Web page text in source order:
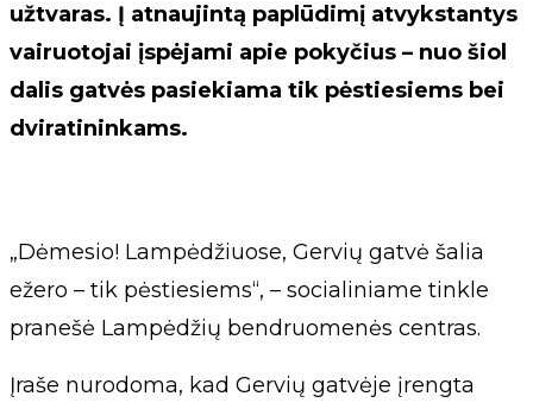
užtvaras. Į atnaujintą paplūdimį atvykstantys
vairuotojai įspėjami apie pokyčius – nuo šiol
dalis gatvės pasiekiama tik pėstiesiems bei
dviratininkams.
„Dėmesio! Lampėdžiuose, Gervių gatvė šalia
ežero – tik pėstiesiems“, – socialiniame tinkle
pranešė Lampėdžių bendruomenės centras.
Įraše nurodoma, kad Gervių gatvėje įrengta